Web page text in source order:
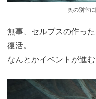
奥の別室
無事、セルブスの作っ
復活。
なんとかイベントが進む